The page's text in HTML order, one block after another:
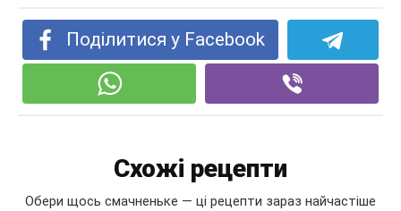
Поділитися у Facebook
Схожі рецепти
Обери щось смачненьке — ці рецепти зараз найчастіше